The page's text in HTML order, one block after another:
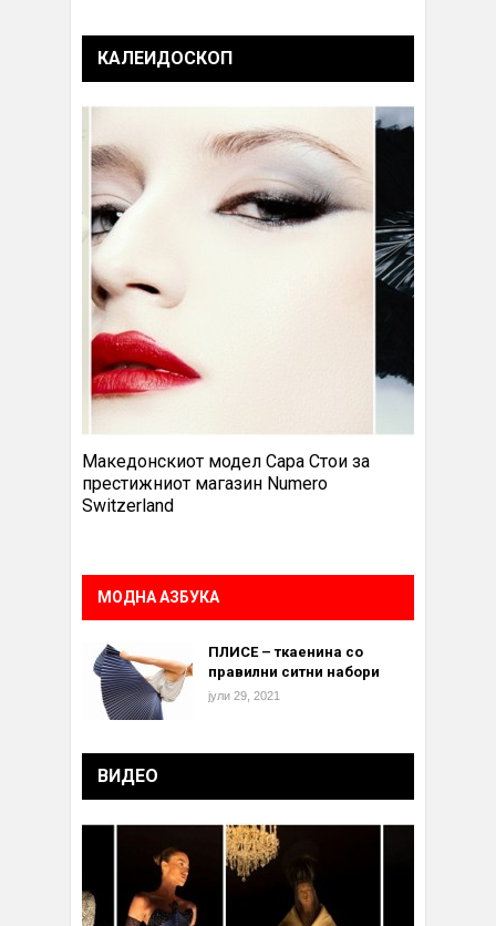
КАЛЕИДОСКОП
Македонскиот модел Сара Стои за
престижниот магазин Numero
Switzerland
МОДНА АЗБУКА
ПЛИСЕ – ткаенина со
правилни ситни набори
јули 29, 2021
ВИДЕО